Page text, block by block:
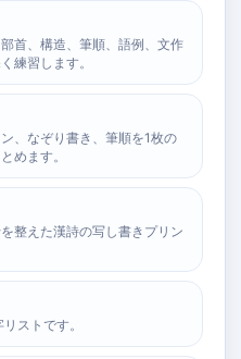
首、構造、筆順、語例、文作
練習します。
、なぞり書き、筆順を1枚の
めます。
整えた漢詩の写し書きプリン
ストです。